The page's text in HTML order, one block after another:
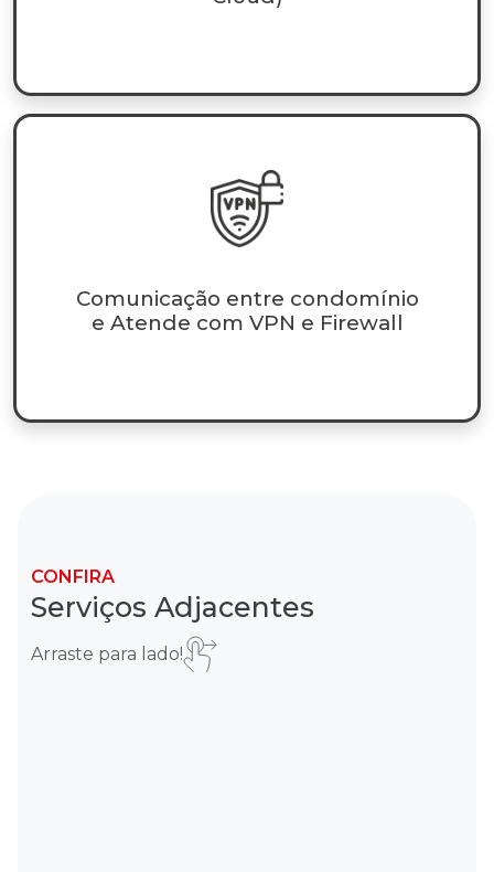
Comunicação entre condomínio
e Atende com VPN e Firewall
CONFIRA
Serviços Adjacentes
Arraste para lado!